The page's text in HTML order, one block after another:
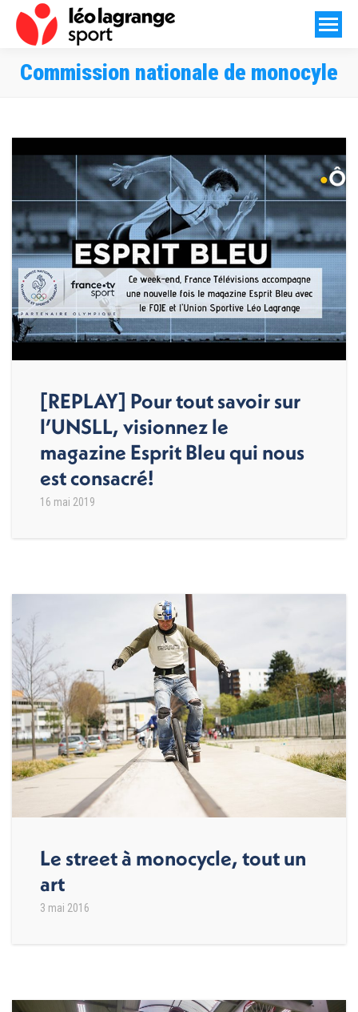
Commission nationale de monocyle
[REPLAY] Pour tout savoir sur
l’UNSLL, visionnez le
magazine Esprit Bleu qui nous
est consacré!
16 mai 2019
Le street à monocycle, tout un
art
3 mai 2016